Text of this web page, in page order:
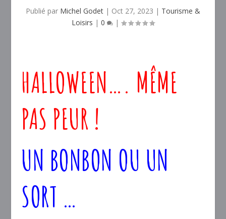
Publié par Michel Godet | Oct 27, 2023 | Tourisme &
Loisirs | 0 |
HALLOWEEN…. MÊME
PAS PEUR !
UN BONBON OU UN
SORT …